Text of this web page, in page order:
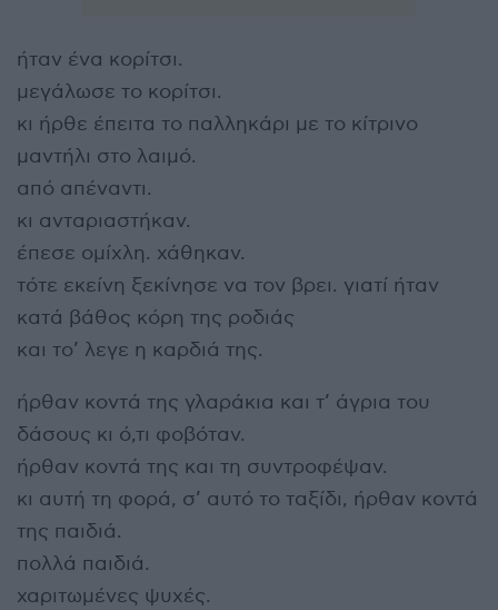
ήταν ένα κορίτσι.
μεγάλωσε το κορίτσι.
κι ήρθε έπειτα το παλληκάρι με το κίτρινο
μαντήλι στο λαιμό.
από απέναντι.
κι ανταριαστήκαν.
έπεσε ομίχλη. χάθηκαν.
τότε εκείνη ξεκίνησε να τον βρει. γιατί ήταν
κατά βάθος κόρη της ροδιάς
και το’ λεγε η καρδιά της.
ήρθαν κοντά της γλαράκια και τ’ άγρια του
δάσους κι ό,τι φοβόταν.
ήρθαν κοντά της και τη συντροφέψαν.
κι αυτή τη φορά, σ’ αυτό το ταξίδι, ήρθαν κοντά
της παιδιά.
πολλά παιδιά.
χαριτωμένες ψυχές.